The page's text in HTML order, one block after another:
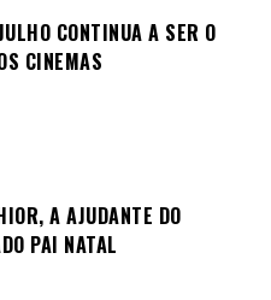
CONTINUA A SER O
CINEMAS
A AJUDANTE DO
PAI NATAL